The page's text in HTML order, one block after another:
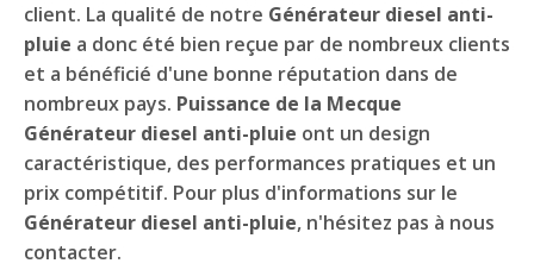
client. La qualité de notre Générateur diesel anti-
pluie a donc été bien reçue par de nombreux clients
et a bénéficié d'une bonne réputation dans de
nombreux pays. Puissance de la Mecque
Générateur diesel anti-pluie ont un design
caractéristique, des performances pratiques et un
prix compétitif. Pour plus d'informations sur le
Générateur diesel anti-pluie, n'hésitez pas à nous
contacter.